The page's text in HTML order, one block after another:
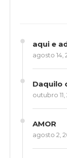
aqui e
agosto 14,
Daquilo
outubro 11,
AMOR
agosto 2,